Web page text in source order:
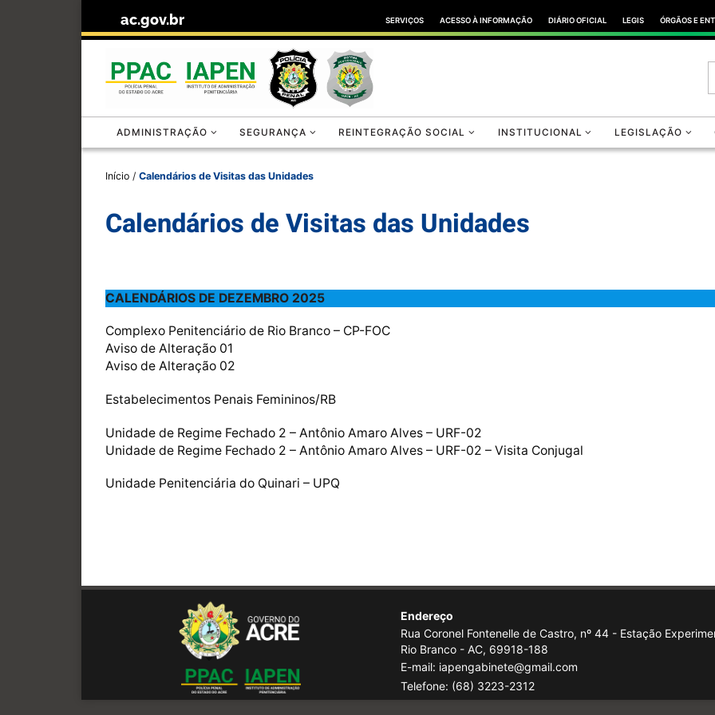
ac.gov.br SERVIÇOS ACESSO À INFORMAÇÃO DIÁRIO OFICIAL LEGIS ÓRGÃOS E
ADMINISTRAÇÃO SEGURANÇA REINTEGRAÇÃO SOCIAL INSTITUCIONAL LEGISLAÇÃO
Início / Calendários de Visitas das Unidades
Calendários de Visitas das Unidades
CALENDÁRIOS DE DEZEMBRO 2025
Complexo Penitenciário de Rio Branco – CP-FOC
Aviso de Alteração 01
Aviso de Alteração 02
Estabelecimentos Penais Femininos/RB
Unidade de Regime Fechado 2 – Antônio Amaro Alves – URF-02
Unidade de Regime Fechado 2 – Antônio Amaro Alves – URF-02 – Visita Conjugal
Unidade Penitenciária do Quinari – UPQ
Endereço
Rua Coronel Fontenelle de Castro, nº 44 - Estação
Rio Branco - AC, 69918-188
E-mail: iapengabinete@gmail.com
Telefone: (68) 3223-2312